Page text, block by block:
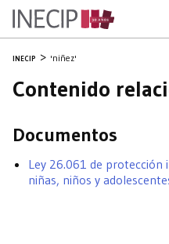
INECIP 'niñez'
Contenido
Documentos
Ley 26.061 de protección
niñas, niños y